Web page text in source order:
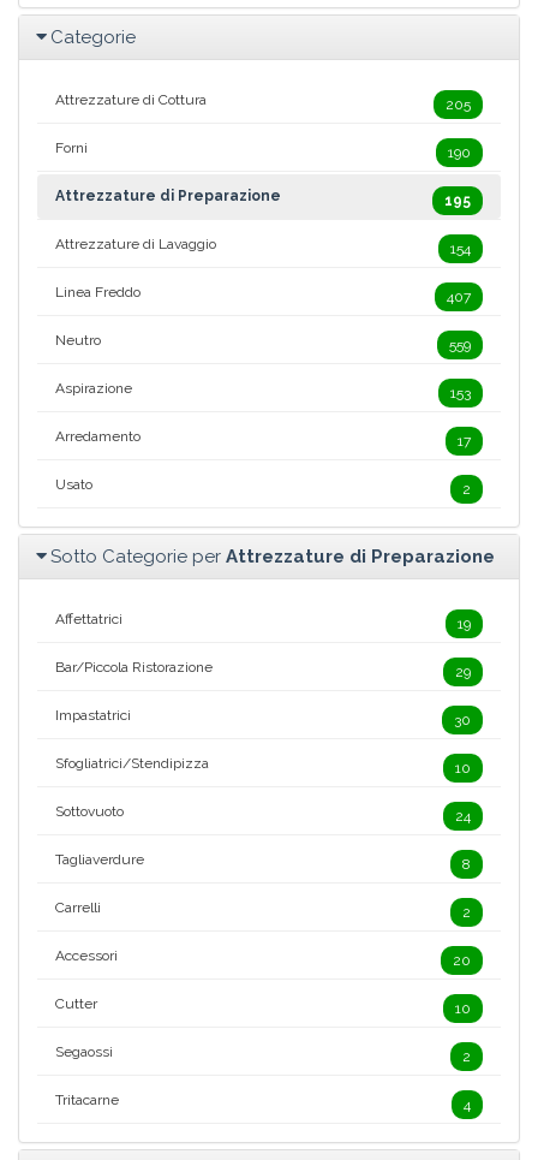
Categorie
Attrezzature di Cottura 205
Forni 190
Attrezzature di Preparazione 195
Attrezzature di Lavaggio 154
Linea Freddo 407
Neutro 559
Aspirazione 153
Arredamento 17
Usato 2
Sotto Categorie per Attrezzature di Preparazione
Affettatrici 19
Bar/Piccola Ristorazione 29
Impastatrici 30
Sfogliatrici/Stendipizza 10
Sottovuoto 24
Tagliaverdure 8
Carrelli 2
Accessori 20
Cutter 10
Segaossi 2
Tritacarne 4